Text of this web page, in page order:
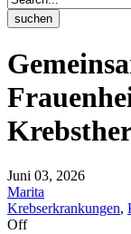
Juni 03, 2026
Marita
Krebserkrankungen,
Off